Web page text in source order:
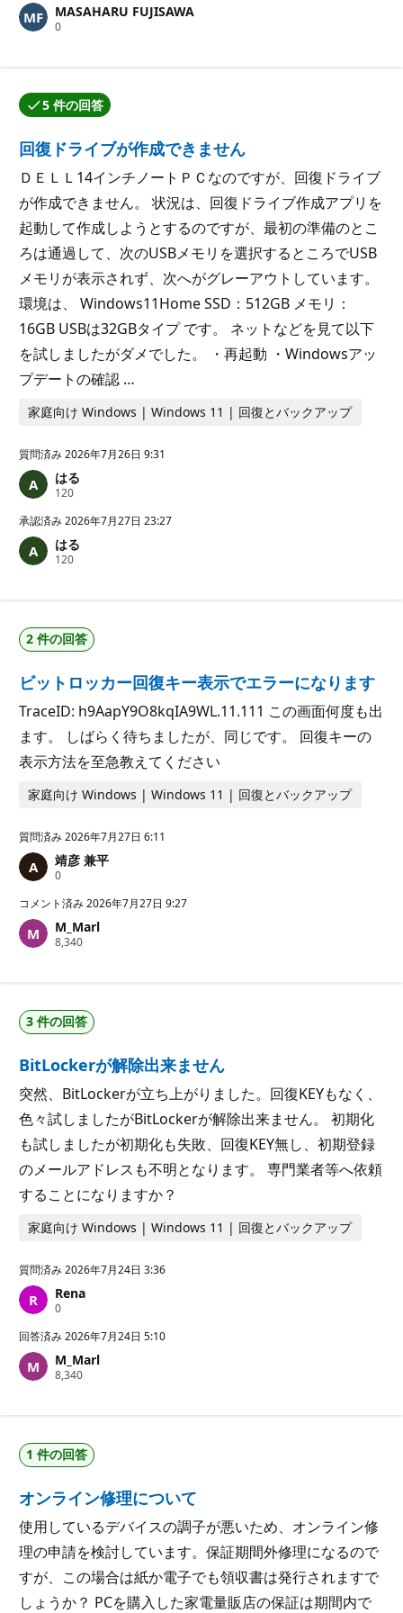
イ
ン
MASAHARU FUJISAWA
0評
ン
ト
5 件の回答
回答の 1 つが質問作成者によって承認されました。
回復ドライブが作成できません
ＤＥＬＬ14インチノートＰＣなのですが、回復ドライブ
が作成できません。 状況は、回復ドライブ作成アプリを
起動して作成しようとするのですが、最初の準備のとこ
ろは通過して、次のUSBメモリを選択するところでUSB
メモリが表示されず、次へがグレーアウトしています。
環境は、 Windows11Home SSD：512GB メモリ：
16GB USBは32GBタイプ です。 ネットなどを見て以下
を試しましたがダメでした。 ・再起動 ・Windowsアッ
プデートの確認 …
家庭向け Windows | Windows 11 | 回復とバックアップ
質問済み2026年7月26日 9:31
はる
120評
の
イ
ン
承認済み2026年7月27日 23:27
はる
120評
ン
ト
2 件の回答
ビットロッカー回復キー表示でエラーになります
TraceID: h9AapY9O8kqIA9WL.11.111 この画面何度も出
ます。 しばらく待ちましたが、同じです。 回復キーの
表示方法を至急教えてください
家庭向け Windows | Windows 11 | 回復とバックアップ
質問済み2026年7月27日 6:11
靖彦 兼平
0評
の
イ
ン
コメント済み2026年7月27日 9:27
M_Marl
8,340評
ン
ト
3 件の回答
BitLockerが解除出来ません
突然、BitLockerが立ち上がりました。回復KEYもなく、
色々試しましたがBitLockerが解除出来ません。 初期化
も試しましたが初期化も失敗、回復KEY無し、初期登録
のメールアドレスも不明となります。 専門業者等へ依頼
することになりますか？
家庭向け Windows | Windows 11 | 回復とバックアップ
質問済み2026年7月24日 3:36
Rena
0評
の
イ
ン
回答済み2026年7月24日 5:10
M_Marl
8,340評
ン
ト
1 件の回答
オンライン修理について
使用しているデバイスの調子が悪いため、オンライン修
理の申請を検討しています。保証期間外修理になるので
すが、この場合は紙か電子でも領収書は発行されますで
しょうか？ PCを購入した家電量販店の保証は期間内で